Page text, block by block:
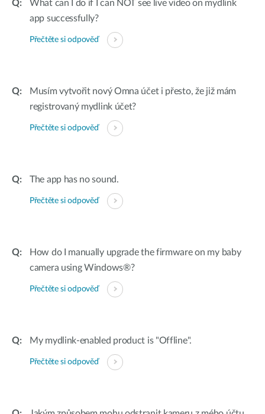
What can I do if I can NOT see live video on mydlink
app successfully?
Přečtěte si odpověď
Musím vytvořit nový Omna účet i přesto, že již mám
registrovaný mydlink účet?
Přečtěte si odpověď
The app has no sound.
Přečtěte si odpověď
How do I manually upgrade the firmware on my baby
camera using Windows®?
Přečtěte si odpověď
My mydlink-enabled product is "Offline".
Přečtěte si odpověď